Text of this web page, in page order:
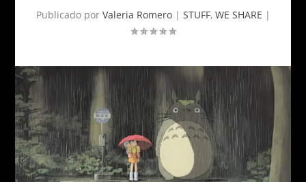
Publicado por Valeria Romero| STUFF, WE SHARE |